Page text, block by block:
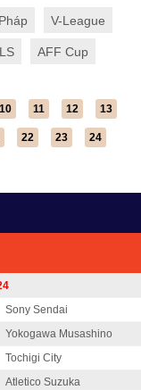
Pháp V-League
AFF Cup
10 11 12 13
22 23 24
Sony Sendai
Yokogawa Musashino
Tochigi City
Atletico Suzuka